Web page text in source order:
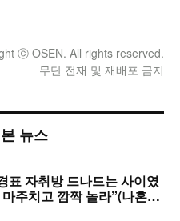
ⓒ OSEN. All rights reserved.
무단 전재 및 재배포 금지
뉴스
표 자취방 드나드는 사이였
주치고 깜짝 놀라”(나혼자